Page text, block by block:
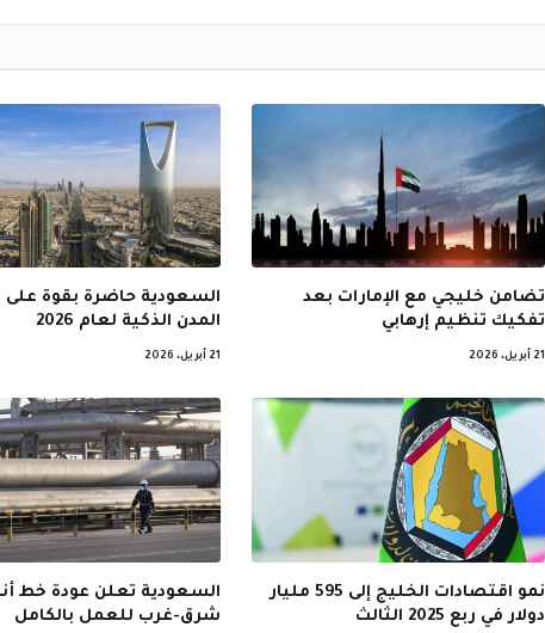
تضامن خليجي مع الإمارات بعد
تفكيك تنظيم إرهابي
21 أبريل، 2026
السعودية حاضرة بقوة
المدن الذكية لعام 2026
21 أبريل، 2026
نمو اقتصادات الخليج إلى 595 مليار
دولار في ربع 2025 الثالث
السعودية تعلن عودة خط
شرق-غرب للعمل بالكامل